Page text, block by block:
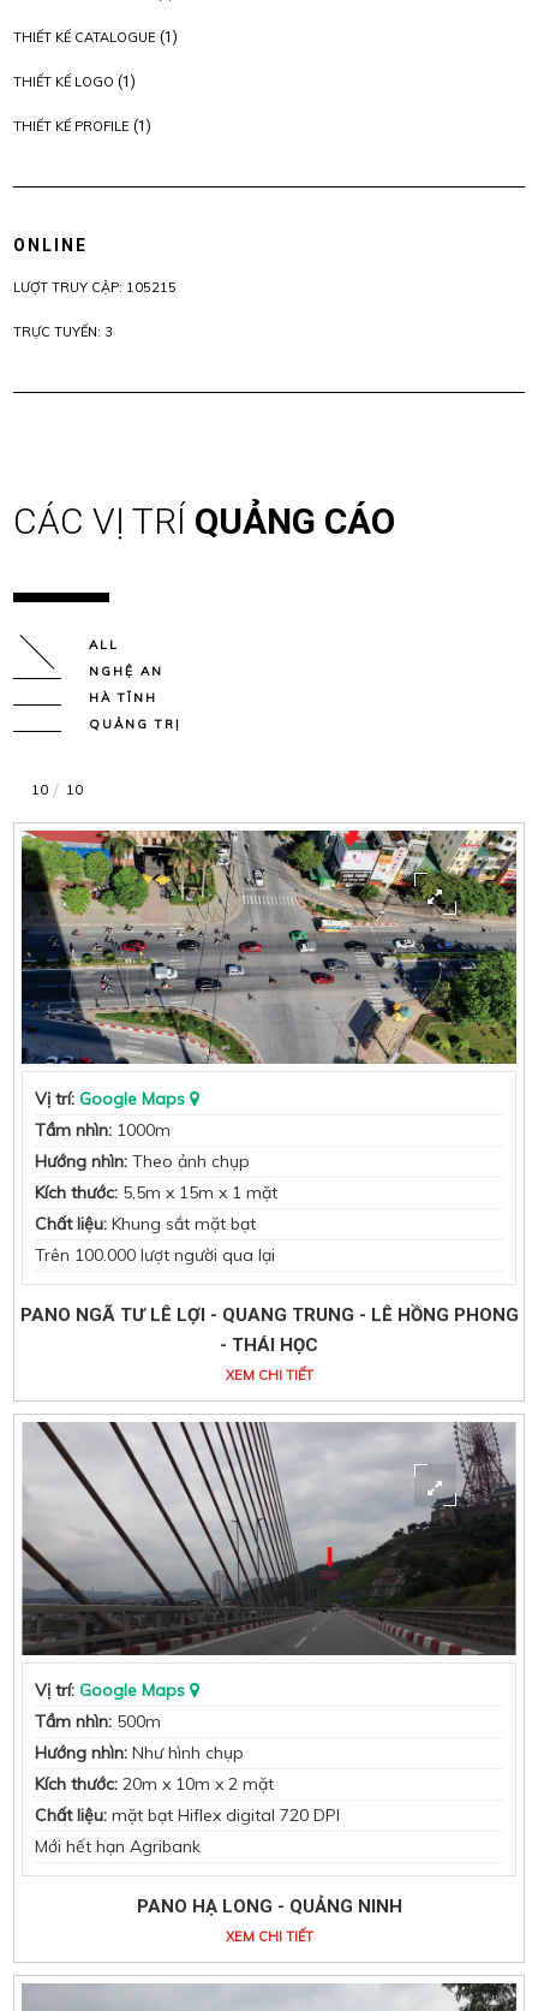
THIẾT KẾ CATALOGUE (1)
THIẾT KẾ LOGO (1)
THIẾT KẾ PROFILE (1)
ONLINE
LƯỢT TRUY CẬP: 105215
TRỰC TUYẾN: 3
CÁC VỊ TRÍ QUẢNG CÁO
ALL
NGHỆ AN
HÀ TĨNH
QUẢNG TRỊ
10 10
Vị trí: Google Maps
Tầm nhìn: 1000m
Hướng nhìn: Theo ảnh chụp
Kích thước: 5,5m x 15m x 1 mặt
Chất liệu: Khung sắt mặt bạt
Trên 100.000 lượt người qua lại
PANO NGÃ TƯ LÊ LỢI - QUANG TRUNG - LÊ HỒNG PHONG
- THÁI HỌC
XEM CHI TIẾT
Vị trí: Google Maps
Tầm nhìn: 500m
Hướng nhìn: Như hình chụp
Kích thước: 20m x 10m x 2 mặt
Chất liệu: mặt bạt Hiflex digital 720 DPI
Mới hết hạn Agribank
PANO HẠ LONG - QUẢNG NINH
XEM CHI TIẾT